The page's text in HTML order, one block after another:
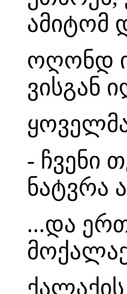
ამიტომ
ოღონდ
ვისგან
- ჩვენი
ნატვრა
...და